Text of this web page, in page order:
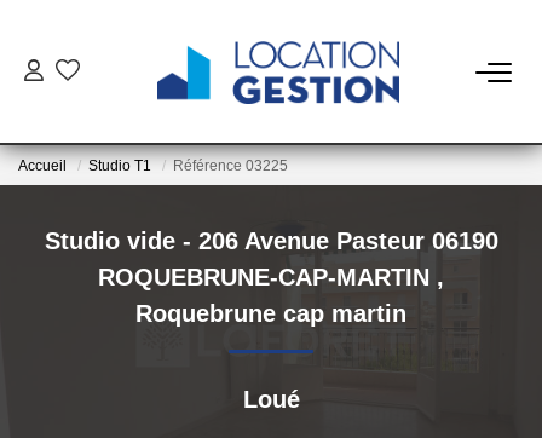
La Gestion Du Bien
La Gestion Du Locataire
Accueil Studio T1 Référence 03225
Studio vide - 206 Avenue Pasteur 06190
ROQUEBRUNE-CAP-MARTIN ,
Roquebrune cap martin
Loué